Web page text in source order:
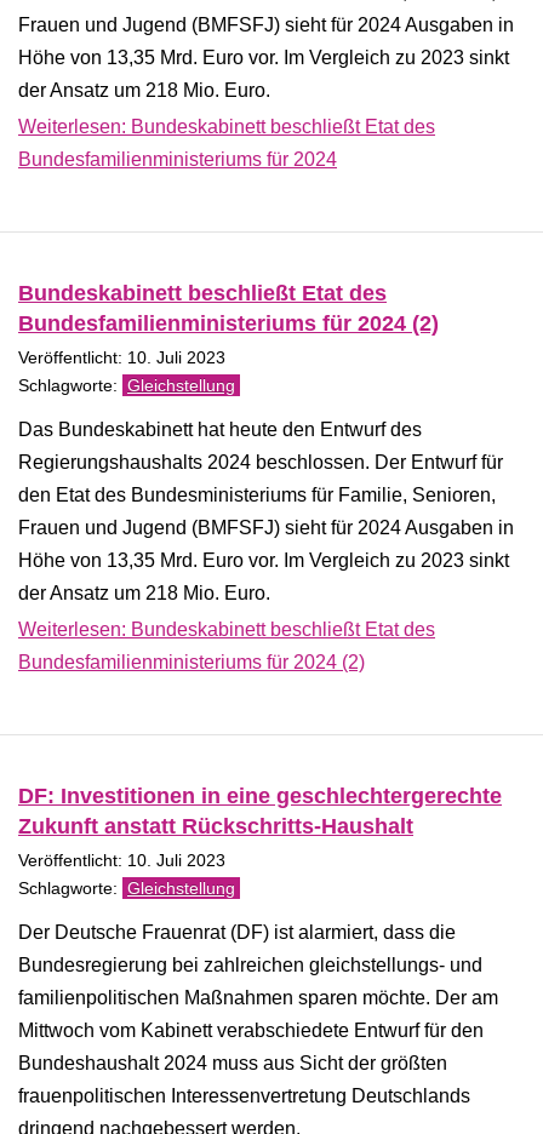
Frauen und Jugend (BMFSFJ) sieht für 2024 Ausgaben in
Höhe von 13,35 Mrd. Euro vor. Im Vergleich zu 2023 sinkt
der Ansatz um 218 Mio. Euro.
Weiterlesen: Bundeskabinett beschließt Etat des
Bundesfamilienministeriums für 2024
Bundeskabinett beschließt Etat des
Bundesfamilienministeriums für 2024 (2)
Veröffentlicht: 10. Juli 2023
Gleichstellung
Das Bundeskabinett hat heute den Entwurf des
Regierungshaushalts 2024 beschlossen. Der Entwurf für
den Etat des Bundesministeriums für Familie, Senioren,
Frauen und Jugend (BMFSFJ) sieht für 2024 Ausgaben in
Höhe von 13,35 Mrd. Euro vor. Im Vergleich zu 2023 sinkt
der Ansatz um 218 Mio. Euro.
Weiterlesen: Bundeskabinett beschließt Etat des
Bundesfamilienministeriums für 2024 (2)
DF: Investitionen in eine geschlechtergerechte
Zukunft anstatt Rückschritts-Haushalt
Veröffentlicht: 10. Juli 2023
Gleichstellung
Der Deutsche Frauenrat (DF) ist alarmiert, dass die
Bundesregierung bei zahlreichen gleichstellungs- und
familienpolitischen Maßnahmen sparen möchte. Der am
Mittwoch vom Kabinett verabschiedete Entwurf für den
Bundeshaushalt 2024 muss aus Sicht der größten
frauenpolitischen Interessenvertretung Deutschlands
dringend nachgebessert werden.